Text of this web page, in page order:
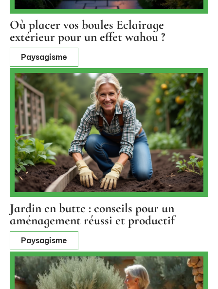
Où placer vos boules Eclairage
extérieur pour un effet wahou ?
Paysagisme
Jardin en butte : conseils pour un
aménagement réussi et productif
Paysagisme